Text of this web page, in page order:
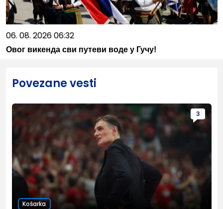
06. 08. 2026 06:32
Овог викенда сви путеви воде у Гучу!
Povezane vesti
3
Košarka